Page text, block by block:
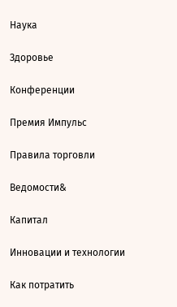
Наука
Здоровье
Конференции
Премия Импульс
Правила торговли
Ведомости&
Капитал
Инновации и технологии
Как потратить